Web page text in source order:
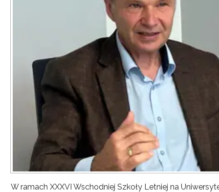
W ramach XXXVI Wschodniej Szkoły Letniej na